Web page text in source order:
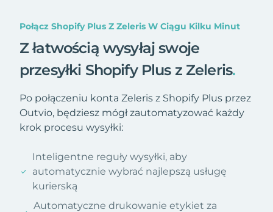
Połącz Shopify Plus Z Zeleris W Ciągu Kilku Minut
Z łatwością wysyłaj swoje
przesyłki Shopify Plus z Zeleris.
Po połączeniu konta Zeleris z Shopify Plus przez
Outvio, będziesz mógł zautomatyzować każdy
krok procesu wysyłki:
Inteligentne reguły wysyłki, aby
automatycznie wybrać najlepszą usługę
kurierską
Automatyczne drukowanie etykiet za